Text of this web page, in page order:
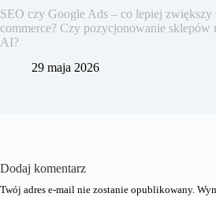
SEO czy Google Ads – co lepiej zwiększy
commerce? Czy pozycjonowanie sklepów
AI?
29 maja 2026
Dodaj komentarz
Twój adres e-mail nie zostanie opublikowany.